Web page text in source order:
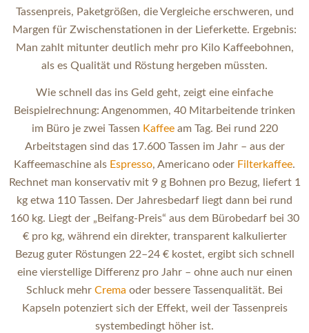
Tassenpreis, Paketgrößen, die Vergleiche erschweren, und
Margen für Zwischenstationen in der Lieferkette. Ergebnis:
Man zahlt mitunter deutlich mehr pro Kilo Kaffeebohnen,
als es Qualität und Röstung hergeben müssten.
Wie schnell das ins Geld geht, zeigt eine einfache
Beispielrechnung: Angenommen, 40 Mitarbeitende trinken
im Büro je zwei Tassen Kaffeeam Tag. Bei rund 220
Arbeitstagen sind das 17.600 Tassen im Jahr – aus der
Kaffeemaschine als Espresso, Americano oder Filterkaffee.
Rechnet man konservativ mit 9 g Bohnen pro Bezug, liefert 1
kg etwa 110 Tassen. Der Jahresbedarf liegt dann bei rund
160 kg. Liegt der „Beifang-Preis“ aus dem Bürobedarf bei 30
€ pro kg, während ein direkter, transparent kalkulierter
Bezug guter Röstungen 22–24 € kostet, ergibt sich schnell
eine vierstellige Differenz pro Jahr – ohne auch nur einen
Schluck mehr Crema oder bessere Tassenqualität. Bei
Kapseln potenziert sich der Effekt, weil der Tassenpreis
systembedingt höher ist.